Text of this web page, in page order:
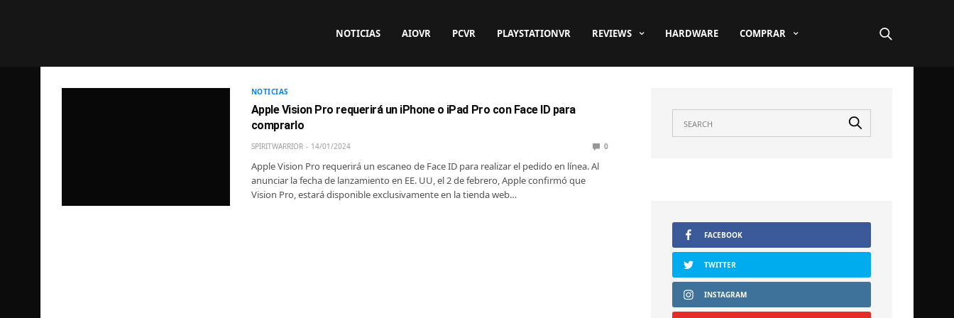
NOTICIAS AIOVR PCVR PLAYSTATIONVR REVIEWS HARDWARE COMPRAR
NOTICIAS
Apple Vision Pro requerirá un iPhone o iPad Pro con Face ID para
comprarlo
SPIRITWARRIOR 14/01/2024 0
Apple Vision Pro requerirá un escaneo de Face ID para realizar el pedido en línea. Al
anunciar la fecha de lanzamiento en EE. UU, el 2 de febrero, Apple confirmó que
Vision Pro, estará disponible exclusivamente en la tienda web…
FACEBOOK
TWITTER
INSTAGRAM